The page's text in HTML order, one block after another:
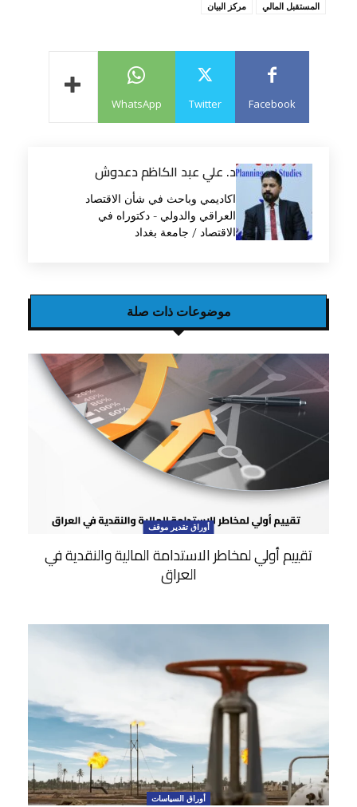
المستقبل المالي مركز البيان
Facebook
Twitter
WhatsApp
د. علي عبد الكاظم دعدوش
اكاديمي وباحث في شأن الاقتصاد
العراقي والدولي - دكتوراه في
الاقتصاد / جامعة بغداد
موضوعات ذات صلة
أوراق تقدير موقف
تقييم أولي لمخاطر الاستدامة المالية والنقدية في
العراق
أوراق السياسات